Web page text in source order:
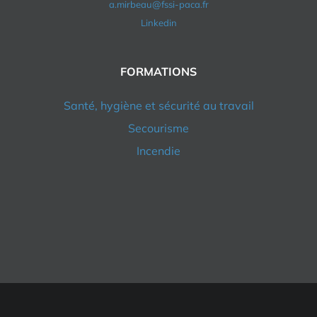
a.mirbeau@fssi-paca.fr
Linkedin
FORMATIONS
Santé, hygiène et sécurité au travail
Secourisme
Incendie